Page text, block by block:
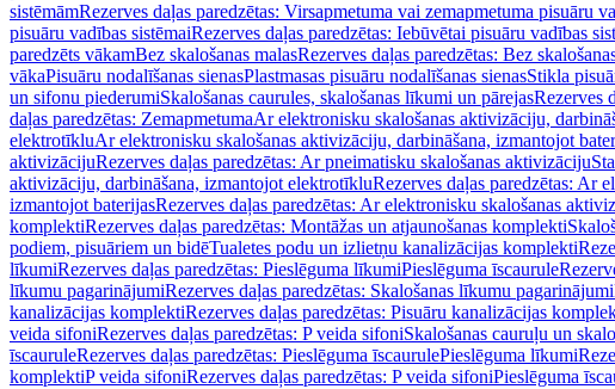
sistēmāmRezerves daļas paredzētas: Virsapmetuma vai zemapmetuma pisuāru
pisuāru vadības sistēmaiRezerves daļas paredzētas: Iebūvētai pisuāru vadības
paredzēts vākamBez skalošanas malasRezerves daļas paredzētas: Bez
vākaPisuāru nodalīšanas sienasPlastmasas pisuāru nodalīšanas sienasStikla
un sifonu piederumiSkalošanas caurules, skalošanas līkumi un pārejasRezerves
daļas paredzētas: ZemapmetumaAr elektronisku skalošanas aktivizāciju,
elektrotīkluAr elektronisku skalošanas aktivizāciju, darbināšana, izmantojot
aktivizācijuRezerves daļas paredzētas: Ar pneimatisku skalošanas aktivizāciju
aktivizāciju, darbināšana, izmantojot elektrotīkluRezerves daļas paredzētas: Ar
izmantojot baterijasRezerves daļas paredzētas: Ar elektronisku skalošanas
komplektiRezerves daļas paredzētas: Montāžas un atjaunošanas komplekti
podiem, pisuāriem un bidēTualetes podu un izlietņu kanalizācijas komplekti
līkumiRezerves daļas paredzētas: Pieslēguma līkumiPieslēguma īscaurule
līkumu pagarinājumiRezerves daļas paredzētas: Skalošanas līkumu pagarinājumi
kanalizācijas komplektiRezerves daļas paredzētas: Pisuāru kanalizācijas
veida sifoniRezerves daļas paredzētas: P veida sifoniSkalošanas cauruļu un
īscauruleRezerves daļas paredzētas: Pieslēguma īscaurulePieslēguma līkumi
komplektiP veida sifoniRezerves daļas paredzētas: P veida sifoniPieslēguma